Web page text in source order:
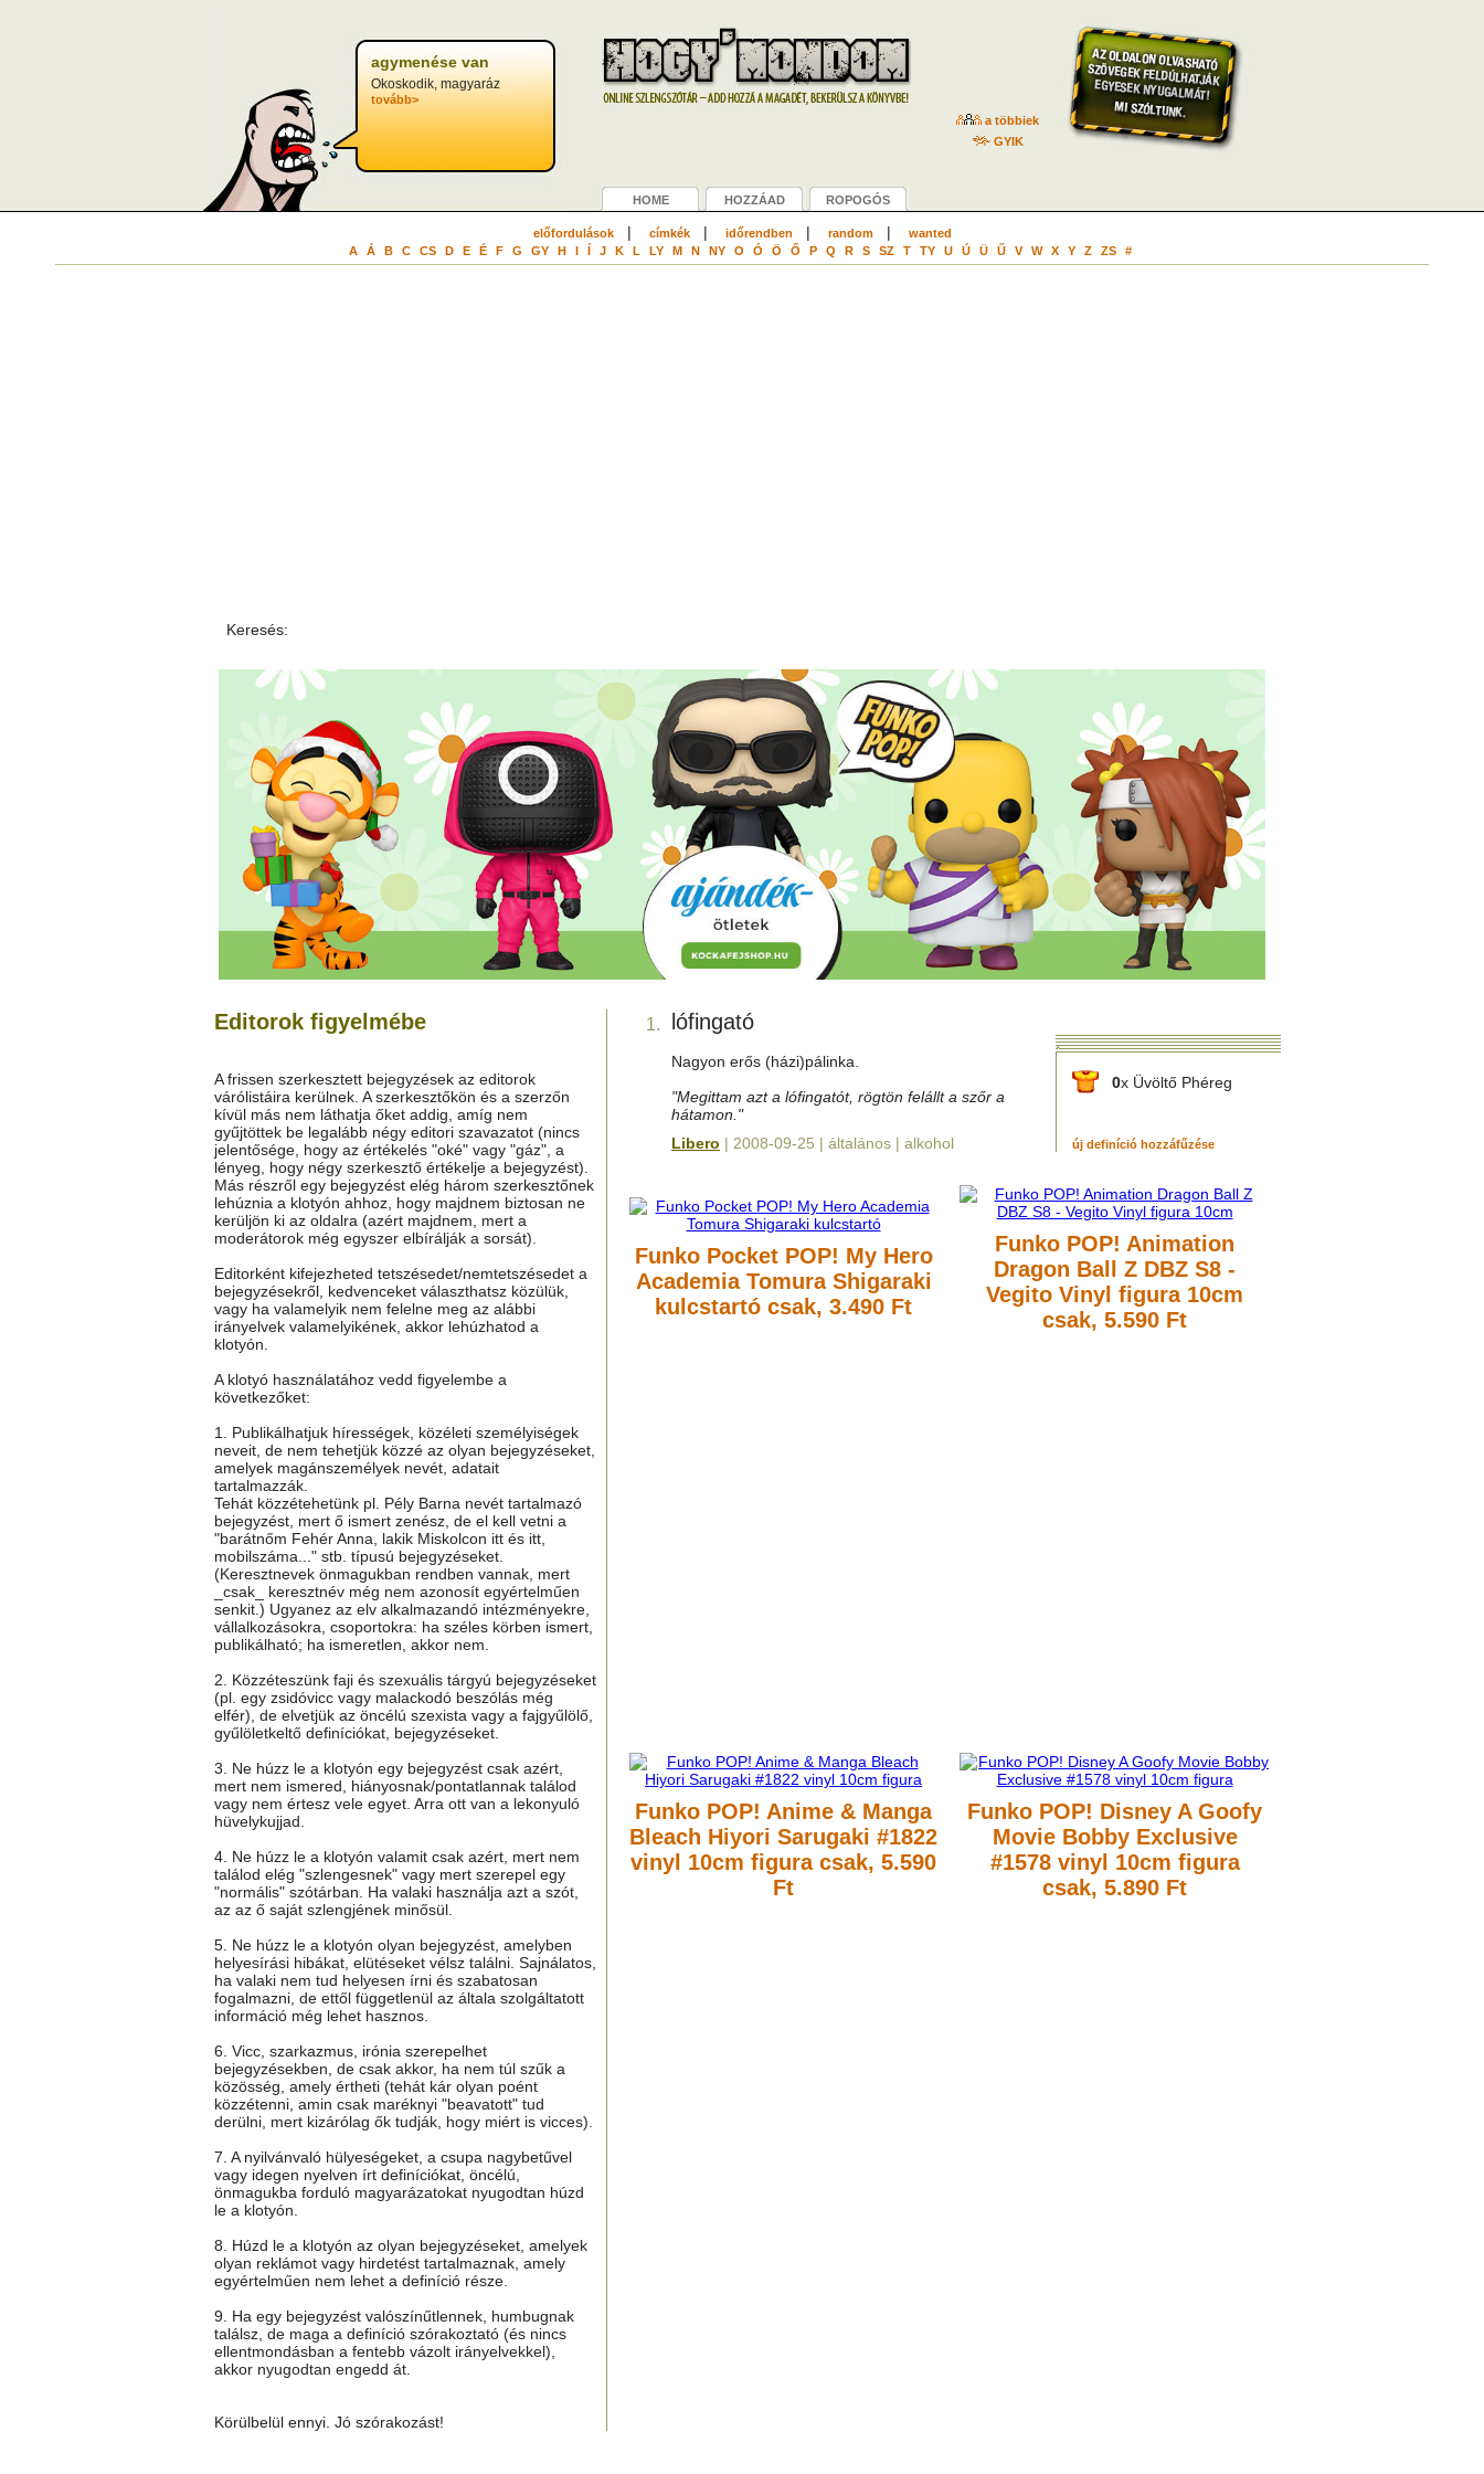
agymenése van
Okoskodik, magyaráz
tovább>
a többiek
GYIK
HOME HOZZÁAD ROPOGÓS
előfordulások| címkék| időrendben | random|
wanted
A
Á B C CS D E É F G GY H I Í J K L LY M N NY O Ó Ö Ő P Q R S SZ T TY U Ú Ü Ű V W X Y Z ZS #
Keresés:
Editorok figyelmébe
A frissen szerkesztett bejegyzések az editorok
várólistáira kerülnek. A szerkesztőkön és a szerzőn
kívül más nem láthatja őket addig, amíg nem
gyűjtöttek be legalább négy editori szavazatot (nincs
jelentősége, hogy az értékelés "oké" vagy "gáz", a
lényeg, hogy négy szerkesztő értékelje a bejegyzést).
Más részről egy bejegyzést elég három szerkesztőnek
lehúznia a klotyón ahhoz, hogy majdnem biztosan ne
kerüljön ki az oldalra (azért majdnem, mert a
moderátorok még egyszer elbírálják a sorsát).
Editorként kifejezheted tetszésedet/nemtetszésedet a
bejegyzésekről, kedvenceket választhatsz közülük,
vagy ha valamelyik nem felelne meg az alábbi
irányelvek valamelyikének, akkor lehúzhatod a
klotyón.
A klotyó használatához vedd figyelembe a
következőket:
1. Publikálhatjuk hírességek, közéleti személyiségek
neveit, de nem tehetjük közzé az olyan bejegyzéseket,
amelyek magánszemélyek nevét, adatait
tartalmazzák.
Tehát közzétehetünk pl. Pély Barna nevét tartalmazó
bejegyzést, mert ő ismert zenész, de el kell vetni a
"barátnőm Fehér Anna, lakik Miskolcon itt és itt,
mobilszáma..." stb. típusú bejegyzéseket.
(Keresztnevek önmagukban rendben vannak, mert
_csak_ keresztnév még nem azonosít egyértelműen
senkit.) Ugyanez az elv alkalmazandó intézményekre,
vállalkozásokra, csoportokra: ha széles körben ismert,
publikálható; ha ismeretlen, akkor nem.
2. Közzéteszünk faji és szexuális tárgyú bejegyzéseket
(pl. egy zsidóvicc vagy malackodó beszólás még
elfér), de elvetjük az öncélú szexista vagy a fajgyűlölő,
gyűlöletkeltő definíciókat, bejegyzéseket.
3. Ne húzz le a klotyón egy bejegyzést csak azért,
mert nem ismered, hiányosnak/pontatlannak találod
vagy nem értesz vele egyet. Arra ott van a lekonyuló
hüvelykujjad.
4. Ne húzz le a klotyón valamit csak azért, mert nem
találod elég "szlengesnek" vagy mert szerepel egy
"normális" szótárban. Ha valaki használja azt a szót,
az az ő saját szlengjének minősül.
5. Ne húzz le a klotyón olyan bejegyzést, amelyben
helyesírási hibákat, elütéseket vélsz találni. Sajnálatos,
ha valaki nem tud helyesen írni és szabatosan
fogalmazni, de ettől függetlenül az általa szolgáltatott
információ még lehet hasznos.
6. Vicc, szarkazmus, irónia szerepelhet
bejegyzésekben, de csak akkor, ha nem túl szűk a
közösség, amely értheti (tehát kár olyan poént
közzétenni, amin csak maréknyi "beavatott" tud
derülni, mert kizárólag ők tudják, hogy miért is vicces).
7. A nyilvánvaló hülyeségeket, a csupa nagybetűvel
vagy idegen nyelven írt definíciókat, öncélú,
önmagukba forduló magyarázatokat nyugodtan húzd
le a klotyón.
8. Húzd le a klotyón az olyan bejegyzéseket, amelyek
olyan reklámot vagy hirdetést tartalmaznak, amely
egyértelműen nem lehet a definíció része.
9. Ha egy bejegyzést valószínűtlennek, humbugnak
találsz, de maga a definíció szórakoztató (és nincs
ellentmondásban a fentebb vázolt irányelvekkel),
akkor nyugodtan engedd át.
Körülbelül ennyi. Jó szórakozást!
1. lófingató
Nagyon erős (házi)pálinka.
"Megittam azt a lófingatót, rögtön felállt a szőr a
hátamon."
0x Üvöltő Phéreg
Libero | 2008-09-25 | általános | alkohol új definíció hozzáfűzése
Funko Pocket POP! My Hero
Academia Tomura Shigaraki
kulcstartó csak, 3.490 Ft
Funko POP! Animation
Dragon Ball Z DBZ S8 -
Vegito Vinyl figura 10cm
csak, 5.590 Ft
Funko POP! Anime & Manga
Bleach Hiyori Sarugaki #1822
vinyl 10cm figuracsak, 5.590
Ft
Funko POP! Disney A Goofy
Movie Bobby Exclusive
#1578 vinyl 10cm figura
csak, 5.890 Ft